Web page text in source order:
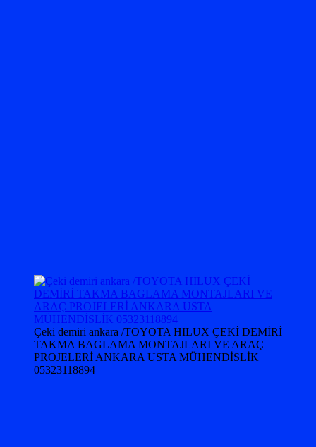
Çeki demiri ankara /TOYOTA HILUX ÇEKİ DEMİRİ
TAKMA BAGLAMA MONTAJLARI VE ARAÇ
PROJELERİ ANKARA USTA MÜHENDİSLİK
05323118894